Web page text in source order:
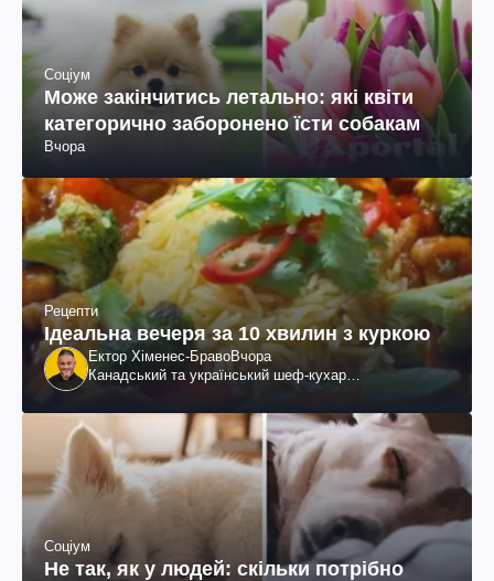
Соціум
Може закінчитись летально: які квіти
категорично заборонено їсти собакам
Вчора
Рецепти
Ідеальна вечеря за 10 хвилин з куркою
Ектор Хіменес-БравоВчора
Канадський та український шеф-кухар
Соціум
Не так, як у людей: скільки потрібно